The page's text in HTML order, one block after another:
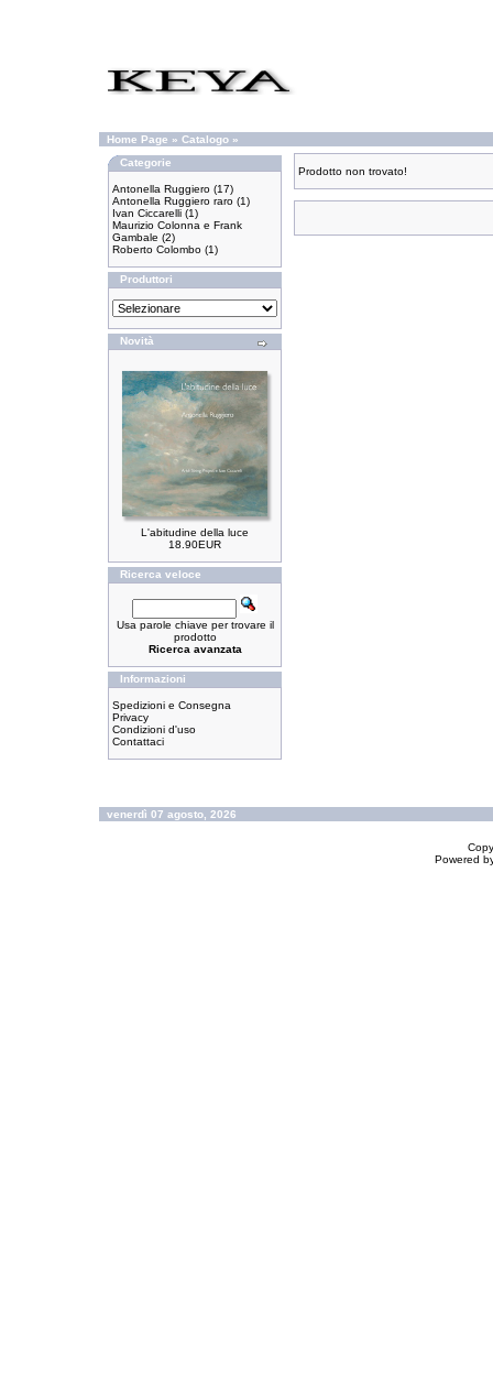
Home Page » Catalogo »
Categorie
Antonella Ruggiero (17)
Antonella Ruggiero raro (1)
Ivan Ciccarelli (1)
Maurizio Colonna e Frank
Gambale (2)
Roberto Colombo (1)
Produttori
Novità
L'abitudine della luce
18.90EUR
Ricerca veloce
Usa parole chiave per trovare il
prodotto
Ricerca avanzata
Informazioni
Spedizioni e Consegna
Privacy
Condizioni d'uso
Contattaci
Prodotto non trovato!
venerdì 07 agosto, 2026
Powered